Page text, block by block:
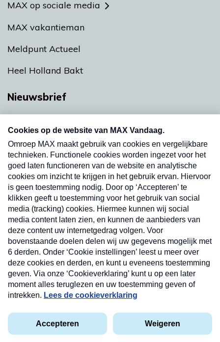
MAX op sociale media
MAX vakantieman
Meldpunt Actueel
Heel Holland Bakt
Nieuwsbrief
nieuwsbrief. Elke vrijdag- en dinsdagochtend in
uw mailbox.
Verzend
Privacyverklaring
Cookieverklaring
Kwetsbaarheid melden
Nieuwsbrief
Neem hier een gratis abonnement op onze
nieuwsbrief. Elke vrijdag- en dinsdagochtend in uw